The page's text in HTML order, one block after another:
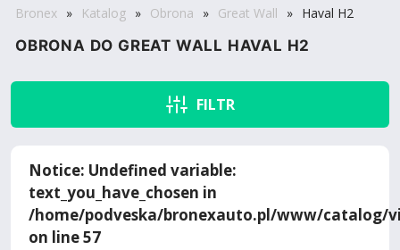
Bronex » Katalog » Obrona » Great Wall » Haval H2
OBRONA DO GREAT WALL HAVAL H2
FILTR
Notice: Undefined variable:
text_you_have_chosen in
/home/podveska/bronexauto.pl/www/catalog/
on line57